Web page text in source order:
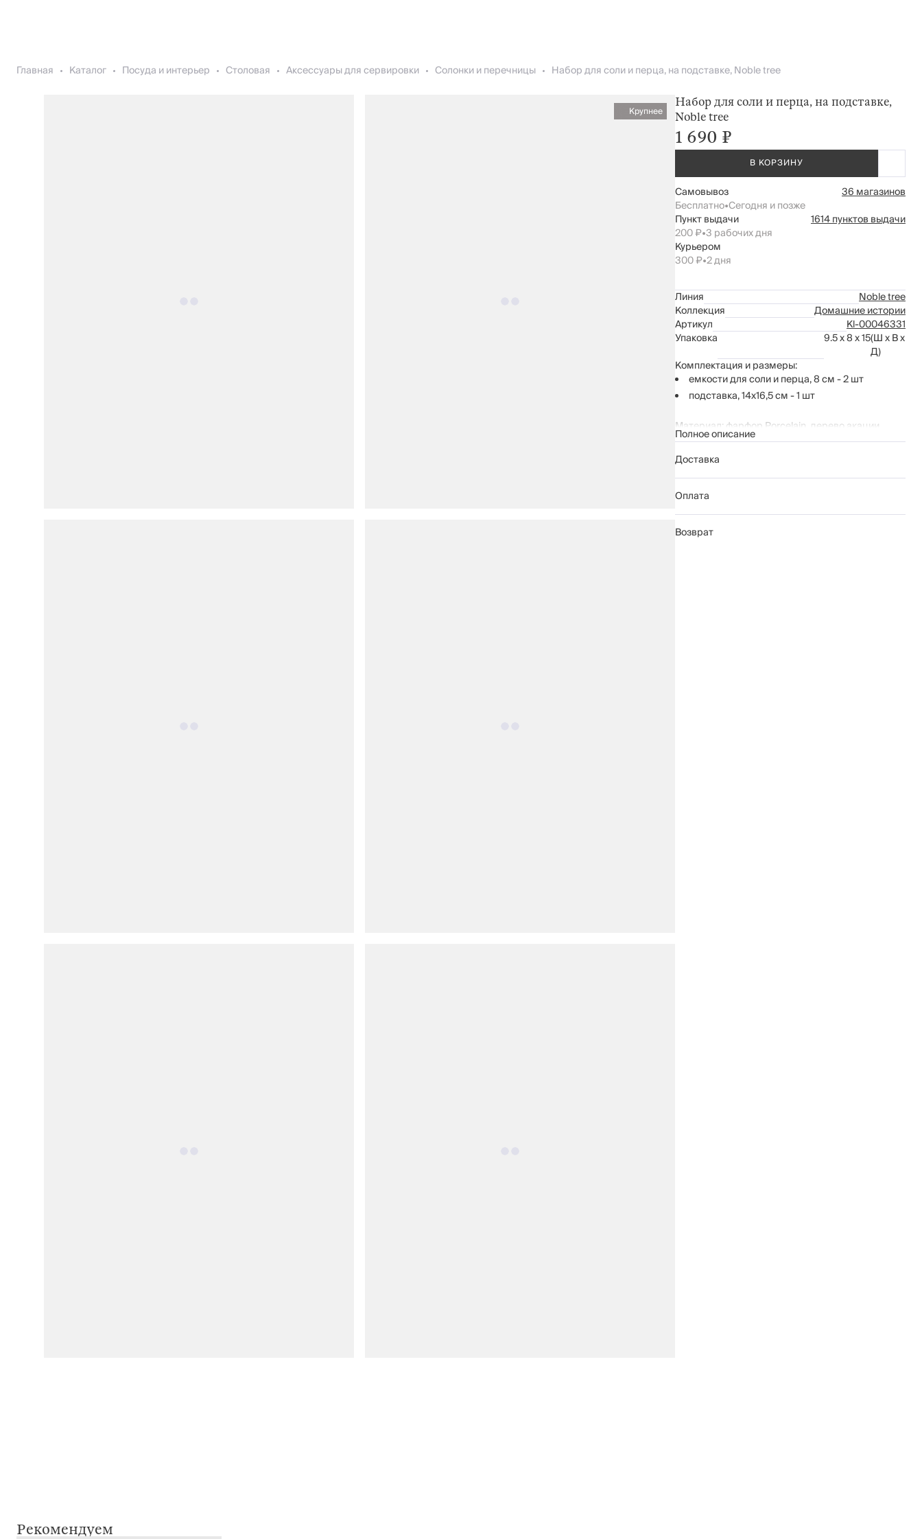
Главная Каталог Посуда и интерьер Столовая Аксессуары для сервировки Солонки и перечницы Набор для соли и перца, на подставке, Noble tree
Крупнее
Набор для соли и перца, на подставке,
Noble tree
1 690 ₽
В КОРЗИНУ
Самовывоз
36 магазинов
Бесплатно•Сегодня и позже
Пункт выдачи
1614 пунктов выдачи
200 ₽•3 рабочих дня
Курьером
300 ₽•2 дня
Линия
Noble tree
Коллекция
Домашние истории
Артикул
Kl-00046331
Упаковка
9.5 x 8 x 15(Ш x В x
Д)
Комплектация и размеры:
емкости для соли и перца, 8 см - 2 шт
подставка, 14х16,5 см - 1 шт
Материал: фарфор Porcelain, дерево акации.
Рекомендации по уходу:
мыть вручную с применением мягких
моющих средств
не использовать для ухода абразивные
чистящие средства и жесткие губки
нельзя мыть в посудомоечной машине
подставку протирать мягкой влажной тканью
Полное описание
Доставка
Оплата
Возврат
Рекомендуем